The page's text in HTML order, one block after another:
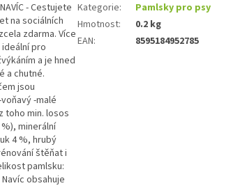
- Cestujete
na sociálních
zdarma. Více
pro
a je hned
a chutné.
jsou
-malé
toho min. losos
minerální
4 %, hrubý
štěňat i
pamlsku:
obsahuje
Kategorie:
Pamlsky pro psy
Hmotnost:
0.2 kg
EAN: 8595184952785